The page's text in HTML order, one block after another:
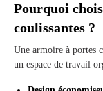
Pourquoi
coulissantes ?
Une armoire à portes
un espace de travail